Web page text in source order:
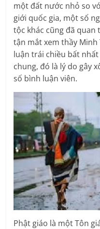
một đất nước nhỏ so
giới quốc gia, một số
tộc khác cũng đã quan
tận mắt xem thầy
luận trái chiều bất
chung, đó là lý do gây
số bình luận viên.
Phật giáo là một Tôn